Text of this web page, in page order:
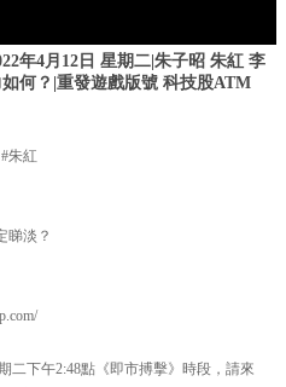
年4月12日 星期二|朱子昭 朱紅 李
何？|重發遊戲版號 科技股ATM
朱紅
睇淡？
二下午2:48點《即市搏擊》時段，請來